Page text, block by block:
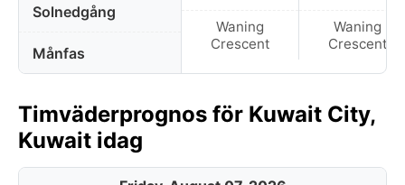
Solnedgång
Månfas
Waning
Crescent
Waning
Crescent
Timväderprognos för Kuwait City,
Kuwait idag